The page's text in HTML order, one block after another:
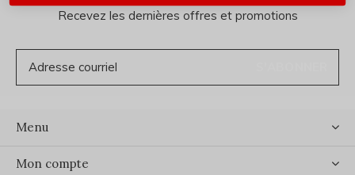
Recevez les dernières offres et promotions
Menu
Mon compte